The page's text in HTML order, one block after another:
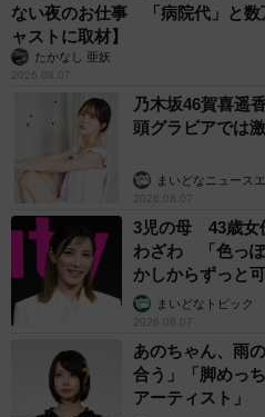
ない夜のお仕事 「病院代」と数
ャストに取材】
たかなし 亜妖
2026.08.07
乃木坂46賀喜
頭グラビアでは
まいどなニュース
2026.08.07
3児の母 43歳女
わざわ 「色っぽ
かしからずっと可
まいどなトピック
2026.08.07
あのちゃん、雨
合う」「脚めっ
アーティスト」